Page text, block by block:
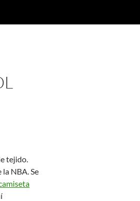
tejido.
NBA. Se